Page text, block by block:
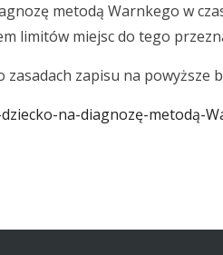
metodą Warnkego w
limitów miejsc do tego
zasadach zapisu na powyższe
dziecko-na-diagnozę-metodą-